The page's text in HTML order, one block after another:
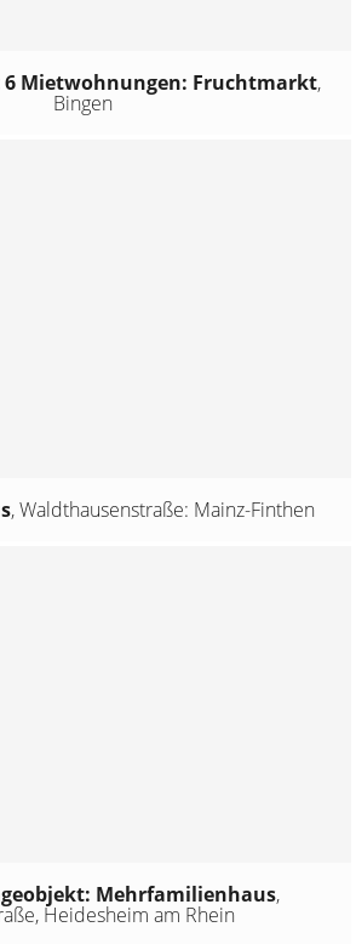
Mietwohnungen: Fruchtmarkt,
Bingen
,Waldthausenstraße: Mainz-Finthen
Mehrfamilienhaus,
Heidesheim am Rhein